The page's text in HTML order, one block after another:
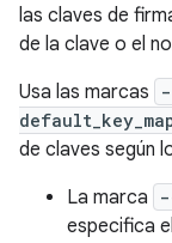
las claves de
de la clave o el
Usa las marcas
de claves según
La marca
especifica